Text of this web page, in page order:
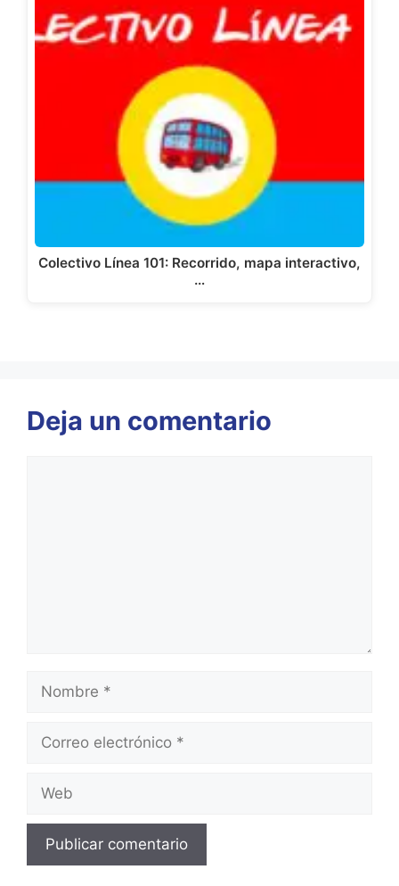
Colectivo Línea 101: Recorrido, mapa interactivo,
…
Deja un comentario
Nombre
Correo
Web